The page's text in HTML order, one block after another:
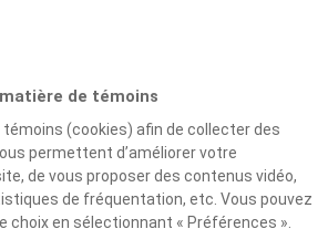
et de la
qui dominerait les
populaires ».
la désinformation
de témoins
témoins (cookies) afin de collecter des
permettent d’améliorer votre
de vous proposer des contenus vidéo,
de fréquentation, etc. Vous pouvez
choix en sélectionnant « Préférences ».